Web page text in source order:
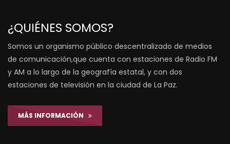
¿QUIÉNES SOMOS?
Somos un organismo público descentralizado de medios
de comunicación,que cuenta con estaciones de Radio FM
y AM a lo largo de la geografía estatal, y con dos
estaciones de televisión en la ciudad de La Paz.
MÁS INFORMACIÓN